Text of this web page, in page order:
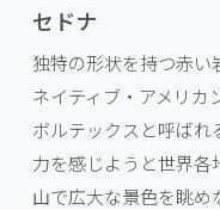
セドナ
独特の形状を持つ赤い
ネイティブ・アメリカ
ボルテックスと呼ばれ
力を感じようと世界各
山で広大な景色を眺め